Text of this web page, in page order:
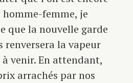
femme, je
que la nouvelle garde
renversera la vapeur
à venir. En attendant,
arrachés par nos